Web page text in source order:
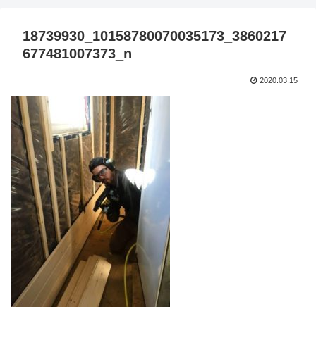
18739930_10158780070035173_3860217
677481007373_n
2020.03.15